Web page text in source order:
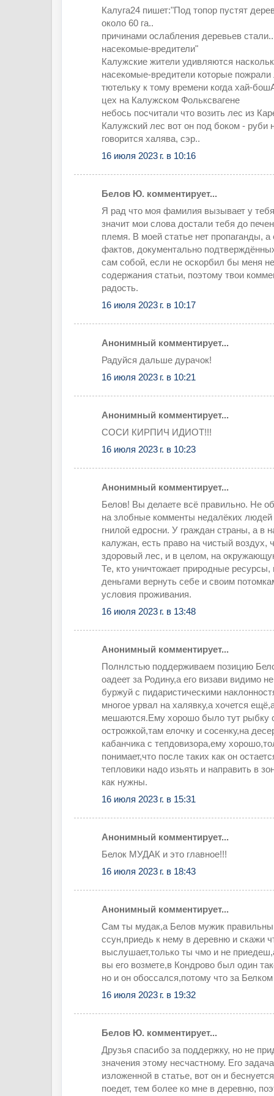
Калуга24 пишет:"Под топор пустят
около 60 га..
причинами ослабления деревьев
насекомые-вредители"
Калужские жители удивляются
насекомые-вредители которые пожрали
тютельку к тому времени когда хай-
цех на Калужском Фольксвагене
небось посчитали что возить лес из
Калужский лес вот он под боком - руби
говорится халява, сэр..
16 июля 2023 г. в 10:16
Белов Ю. комментирует...
Я рад что моя фамилия вызывает у
значит мои слова достали тебя до
племя. В моей статье нет пропаганды, а
фактов, документально
сам собой, если не оскорбил бы меня
содержания статьи, поэтому твои
радость.
16 июля 2023 г. в 10:17
Анонимный комментирует...
Радуйся дальше дурачок!
16 июля 2023 г. в 10:21
Анонимный комментирует...
СОСИ КИРПИЧ ИДИОТ!!!
16 июля 2023 г. в 10:23
Анонимный комментирует...
Белов! Вы делаете всё правильно. Не
на злобные комменты недалёких людей
гнилой едросни. У граждан страны, а в
калужан, есть право на чистый воздух,
здоровый лес, и в целом, на
Те, кто уничтожает природные ресурсы,
деньгами вернуть себе и своим
условия проживания.
16 июля 2023 г. в 13:48
Анонимный комментирует...
Полнлстью поддерживаем позицию
оадеет за Родину,а его визави видимо
буржуй с пидаристическими
многое урвал на халявку,а хочется
мешаются.Ему хорошо было тут рыбку
острожкой,там елочку и сосенку,на
кабанчика с тепдовизора,ему
понимает,что после таких как он
тепловики надо изьять и направить в
как нужны.
16 июля 2023 г. в 15:31
Анонимный комментирует...
Белок МУДАК и это главное!!!
16 июля 2023 г. в 18:43
Анонимный комментирует...
Сам ты мудак,а Белов мужик
ссун,приедь к нему в деревню и скажи
выслушает,только ты чмо и не
вы его возмете,в Кондрово был один
но и он обоссался,потому что за
16 июля 2023 г. в 19:32
Белов Ю. комментирует...
Друзья спасибо за поддержку, но не
значения этому несчастному. Его
изложенной в статье, вот он и
поедет, тем более ко мне в деревню,